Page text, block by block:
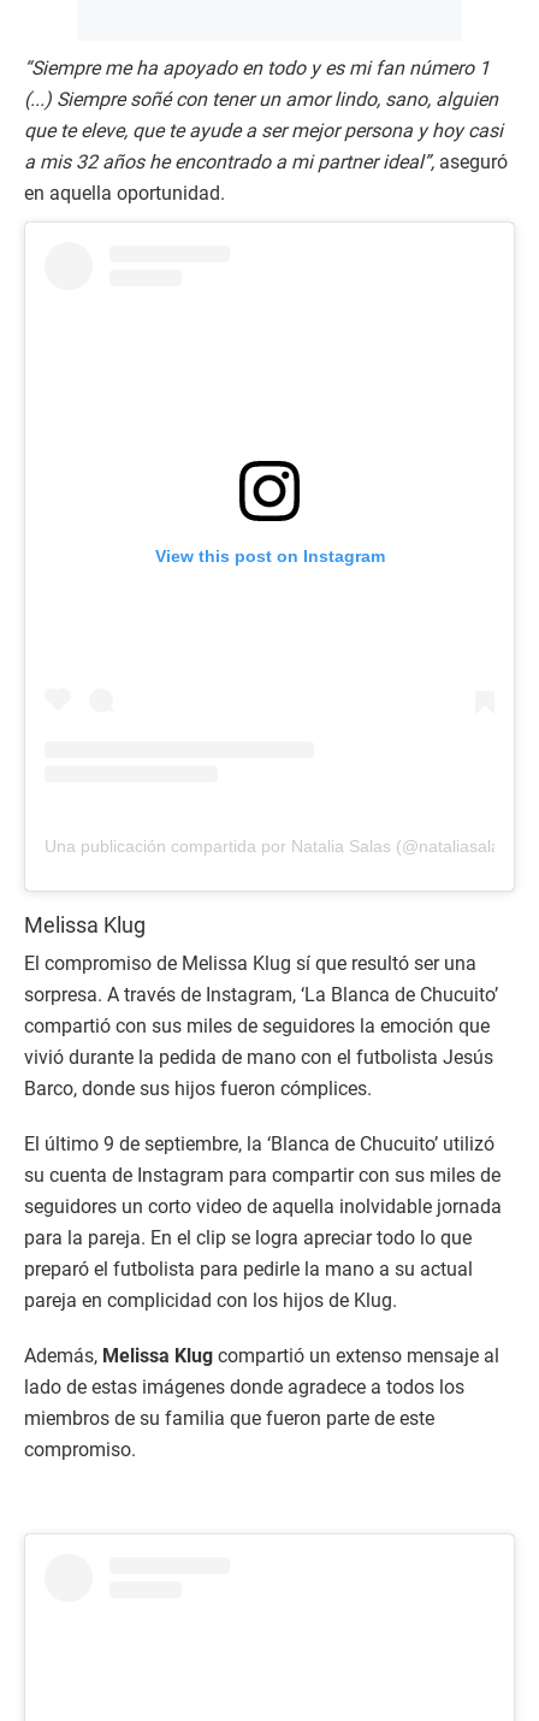
“Siempre me ha apoyado en todo y es mi fan número 1
(...) Siempre soñé con tener un amor lindo, sano, alguien
que te eleve, que te ayude a ser mejor persona y hoy casi
a mis 32 años he encontrado a mi partner ideal”, aseguró
en aquella oportunidad.
View this post on Instagram
Una publicación compartida por Natalia Salas (@nataliasalasz)
Melissa Klug
El compromiso de Melissa Klug sí que resultó ser una
sorpresa. A través de Instagram, ‘La Blanca de Chucuito’
compartió con sus miles de seguidores la emoción que
vivió durante la pedida de mano con el futbolista Jesús
Barco, donde sus hijos fueron cómplices.
El último 9 de septiembre, la ‘Blanca de Chucuito’ utilizó
su cuenta de Instagram para compartir con sus miles de
seguidores un corto video de aquella inolvidable jornada
para la pareja. En el clip se logra apreciar todo lo que
preparó el futbolista para pedirle la mano a su actual
pareja en complicidad con los hijos de Klug.
Además, Melissa Klug compartió un extenso mensaje al
lado de estas imágenes donde agradece a todos los
miembros de su familia que fueron parte de este
compromiso.